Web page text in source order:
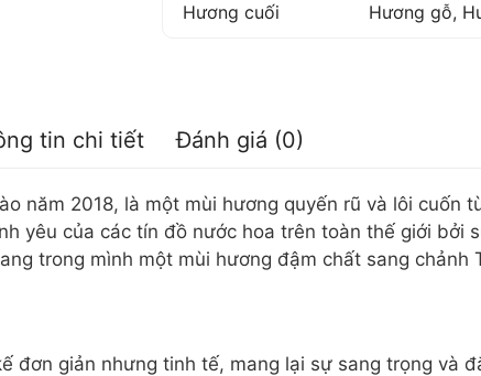
Hương cuối
Hương gỗ,
tin chi tiết Đánh giá (0)
năm 2018, là một mùi hương quyến rũ và lôi cuốn
yêu của các tín đồ nước hoa trên toàn thế giới bởi
trong mình một mùi hương đậm chất sang chảnh
đơn giản nhưng tinh tế, mang lại sự sang trọng và